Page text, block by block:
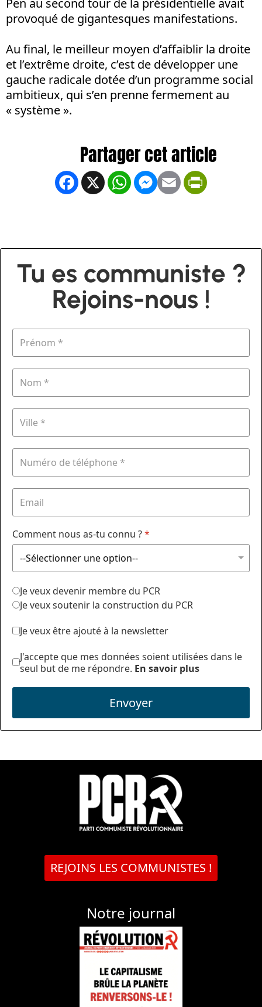
provoqué de gigantesques manifestations.
Au final, le meilleur moyen d’affaiblir la droite
et l’extrême droite, c’est de développer une
gauche radicale dotée d’un programme social
ambitieux, qui s’en prenne fermement au
« système ».
Facebook
X WhatsApp
Messenger
Email
Tu es communiste ?
Rejoins-nous !
Comment nous as-tu connu ?*
Je veux devenir membre du PCR
Je veux soutenir la construction du PCR
Je veux être ajouté à la newsletter
J'accepte que mes données soient utilisées dans le
seul but de me répondre. En savoir plus
Envoyer
REJOINS LES COMMUNISTES !
Notre journal